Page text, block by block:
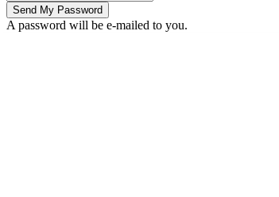
A password will be e-mailed to you.